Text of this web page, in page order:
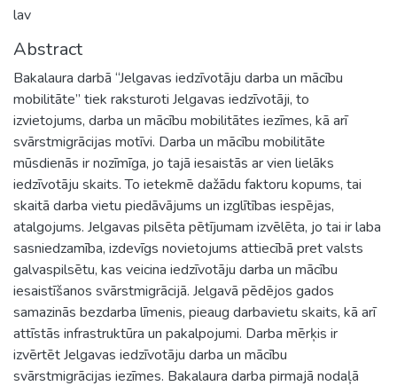
lav
Abstract
Bakalaura darbā “Jelgavas iedzīvotāju darba un mācību
mobilitāte” tiek raksturoti Jelgavas iedzīvotāji, to
izvietojums, darba un mācību mobilitātes iezīmes, kā arī
svārstmigrācijas motīvi. Darba un mācību mobilitāte
mūsdienās ir nozīmīga, jo tajā iesaistās ar vien lielāks
iedzīvotāju skaits. To ietekmē dažādu faktoru kopums, tai
skaitā darba vietu piedāvājums un izglītības iespējas,
atalgojums. Jelgavas pilsēta pētījumam izvēlēta, jo tai ir laba
sasniedzamība, izdevīgs novietojums attiecībā pret valsts
galvaspilsētu, kas veicina iedzīvotāju darba un mācību
iesaistīšanos svārstmigrācijā. Jelgavā pēdējos gados
samazinās bezdarba līmenis, pieaug darbavietu skaits, kā arī
attīstās infrastruktūra un pakalpojumi. Darba mērķis ir
izvērtēt Jelgavas iedzīvotāju darba un mācību
svārstmigrācijas iezīmes. Bakalaura darba pirmajā nodaļā